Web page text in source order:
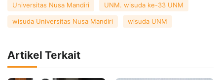
Universitas Nusa Mandiri UNM. wisuda ke-33 UNM
wisuda Universitas Nusa Mandiri wisuda UNM
Artikel Terkait